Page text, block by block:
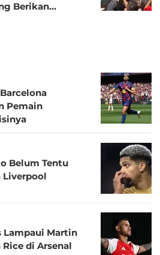
Berikan
Pemain
Belum Tentu
Liverpool
Lampaui Martin
di Arsenal